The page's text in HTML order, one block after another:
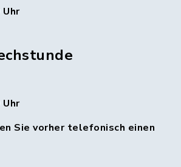
Sie vorher telefonisch einen